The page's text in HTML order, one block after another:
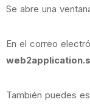
Se abre una
En el correo
También puedes